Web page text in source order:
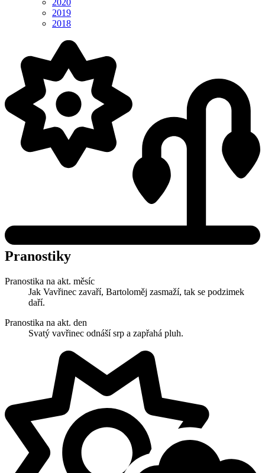
2019
2018
Pranostiky
Pranostika na akt. měsíc
Jak Vavřinec zavaří, Bartoloměj zasmaží, tak se podzimek
daří.
Pranostika na akt. den
Svatý vavřinec odnáší srp a zapřahá pluh.